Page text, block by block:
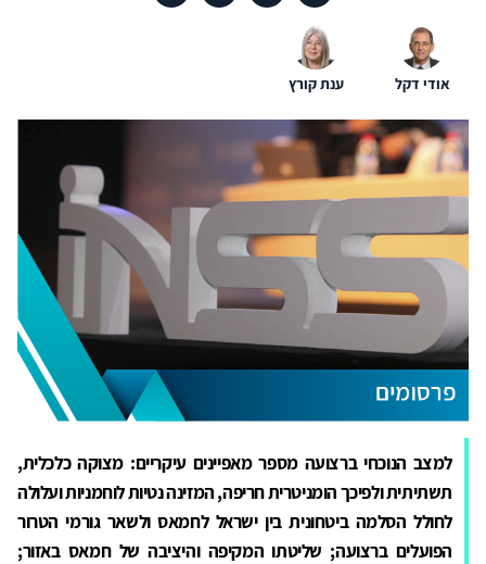
אודי דקל ענת קורץ
למצב הנוכחי ברצועה מספר מאפיינים עיקריים: מצוקה כלכלית,
תשתיתית ולפיכך הומניטרית חריפה, המזינה נטיות לוחמניות ועלולה
לחולל הסלמה ביטחונית בין ישראל לחמאס ולשאר גורמי הטרור
הפועלים ברצועה; שליטתו המקיפה והיציבה של חמאס באזור;